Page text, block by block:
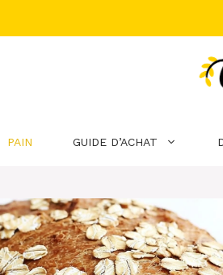
PAIN GUIDE D’ACHAT